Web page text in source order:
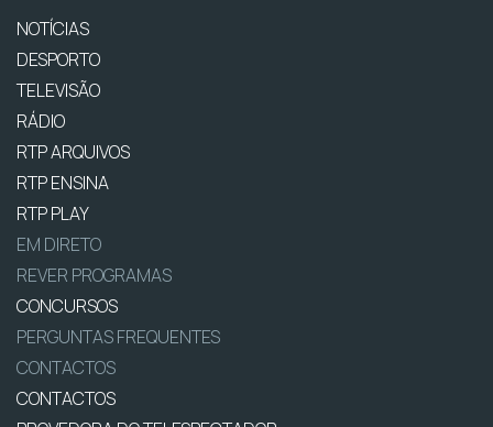
NOTÍCIAS
DESPORTO
TELEVISÃO
RÁDIO
RTP ARQUIVOS
RTP ENSINA
RTP PLAY
EM DIRETO
REVER PROGRAMAS
CONCURSOS
PERGUNTAS FREQUENTES
CONTACTOS
CONTACTOS